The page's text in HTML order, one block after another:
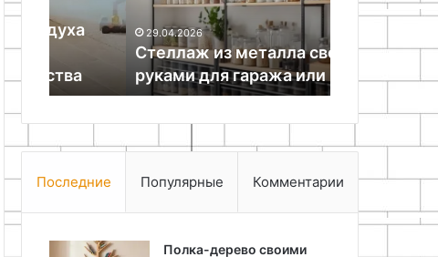
гаража
или29.04.2026
Стеллаж из металла своими
руками для гаража или подвала
29.06.2026
Последние Популярные Комментарии
Полка-дерево своими